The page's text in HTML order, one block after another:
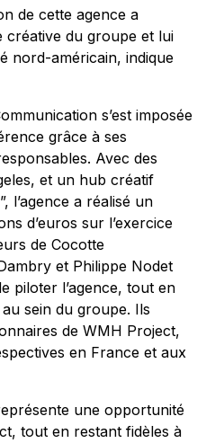
de cette agence a
du groupe et lui
nord-américain, indique
s’est imposée
grâce à ses
Avec des
et un hub créatif
l’agence a réalisé un
d’euros sur l’exercice
de Cocotte
et Philippe Nodet
piloter l’agence, tout en
sein du groupe. Ils
de WMH Project,
en France et aux
une opportunité
tout en restant fidèles à